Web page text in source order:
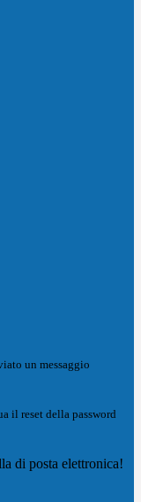
un messaggio
il reset della password
di posta elettronica!